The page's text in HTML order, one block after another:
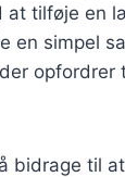
tilføje en
en simpel
opfordrer
bidrage til